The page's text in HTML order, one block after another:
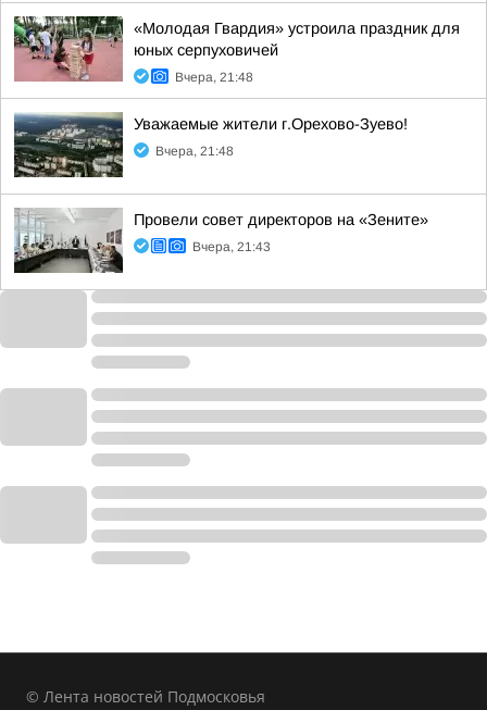
«Молодая Гвардия» устроила праздник для
юных серпуховичей
Вчера, 21:48
Уважаемые жители г.Орехово-Зуево!
Вчера, 21:48
Провели совет директоров на «Зените»
Вчера, 21:43
© Лента новостей Подмосковья